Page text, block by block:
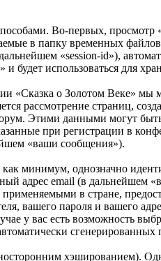
Во-первых,
в папку временных
«session-id»),
и будет использоваться для
«Сказка о Золотом Веке»
рассмотрение страниц,
Этими данными могут
при регистрации в
«ваши сообщения»).
как минимум, однозначно
адрес email (в дальнейшем
в стране,
вашего пароля и вашего
у вас есть возможность
хэшированием).